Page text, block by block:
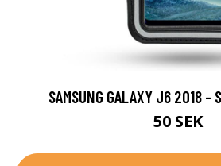
SAMSUNG GALAXY J6 2018 -
50 SEK